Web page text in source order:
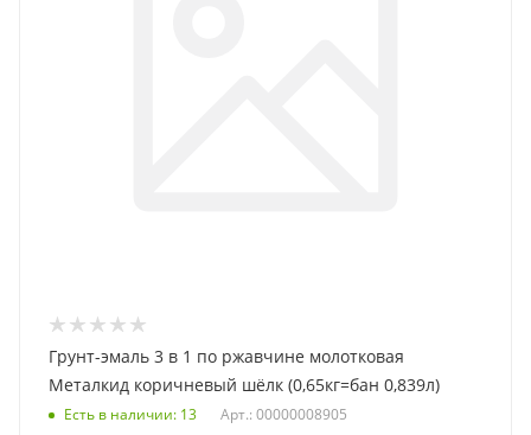
Грунт-эмаль 3 в 1 по ржавчине молотковая
Металкид коричневый шёлк (0,65кг=бан 0,839л)
Есть в наличии: 13 Арт.: 00000008905